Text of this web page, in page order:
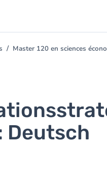
Master 120 en sciences
Deutsch